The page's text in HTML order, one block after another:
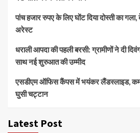
पांच हजार रुपए के लिए घोंट दिया दोस्ती का गला,
अरेस्ट
धराली आपदा की पहली बरसी: ग्रामीणों ने दी
साथ नई शुरुआत की उम्मीद
एसडीएम ऑफिस कैंपस में भयंकर लैंडस्लाइड,
घुसी चट्टान
Latest Post